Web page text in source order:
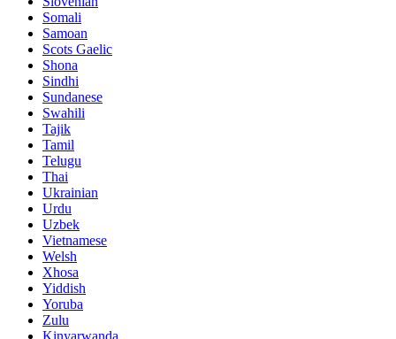
Somali
Samoan
Scots Gaelic
Shona
Sindhi
Sundanese
Swahili
Tajik
Tamil
Telugu
Thai
Ukrainian
Urdu
Uzbek
Vietnamese
Welsh
Xhosa
Yiddish
Yoruba
Zulu
Kinyarwanda